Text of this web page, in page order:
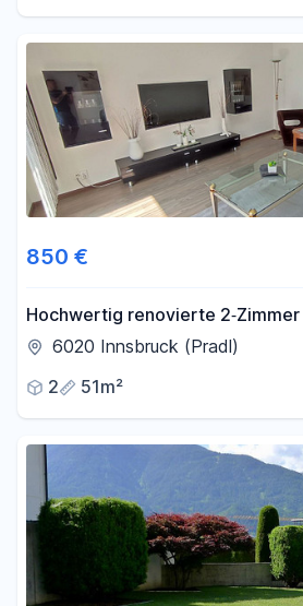
850 €
Hochwertig renovierte
Balkon
6020 Innsbruck (Pradl)
2
51m²